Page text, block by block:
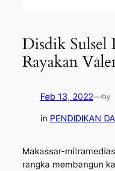
Disdik Sulsel
Rayakan
Feb 13, 2022—by
in PENDIDIKAN
Makassar-
rangka membangun